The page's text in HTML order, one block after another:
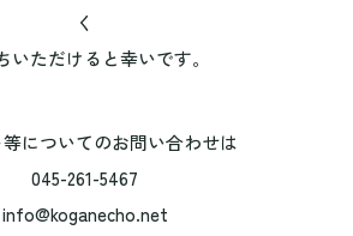
く
いただけると幸いです。
についてのお問い合わせは
045-261-5467
info@koganecho.net